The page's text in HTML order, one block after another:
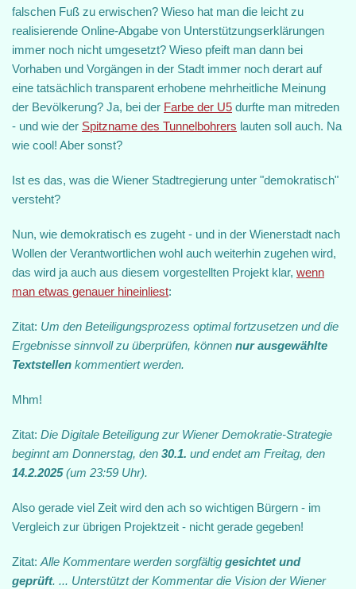
falschen Fuß zu erwischen? Wieso hat man die leicht zu
realisierende Online-Abgabe von Unterstützungserklärungen
immer noch nicht umgesetzt? Wieso pfeift man dann bei
Vorhaben und Vorgängen in der Stadt immer noch derart auf
eine tatsächlich transparent erhobene mehrheitliche Meinung
der Bevölkerung? Ja, bei der Farbe der U5 durfte man mitreden
- und wie der Spitzname des Tunnelbohrers lauten soll auch. Na
wie cool! Aber sonst?
Ist es das, was die Wiener Stadtregierung unter "demokratisch"
versteht?
Nun, wie demokratisch es zugeht - und in der Wienerstadt nach
Wollen der Verantwortlichen wohl auch weiterhin zugehen wird,
das wird ja auch aus diesem vorgestellten Projekt klar, wenn
man etwas genauer hineinliest:
Zitat: Um den Beteiligungsprozess optimal fortzusetzen und die
Ergebnisse sinnvoll zu überprüfen, können nur ausgewählte
Textstellen kommentiert werden.
Mhm!
Zitat: Die Digitale Beteiligung zur Wiener Demokratie-Strategie
beginnt am Donnerstag, den 30.1. und endet am Freitag, den
14.2.2025(um 23:59 Uhr).
Also gerade viel Zeit wird den ach so wichtigen Bürgern - im
Vergleich zur übrigen Projektzeit - nicht gerade gegeben!
Zitat: Alle Kommentare werden sorgfältig gesichtet und
geprüft. ... Unterstützt der Kommentar die Vision der Wiener